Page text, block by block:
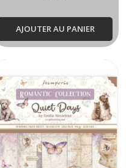
AJOUTER AU PANIER